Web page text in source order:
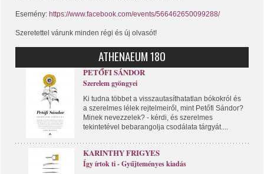
Esemény: https://www.facebook.com/events/566462650099288/
Szeretettel várunk minden régi és új olvasót!
ATHENAEUM 180
PETŐFI SÁNDOR
Szerelem gyöngyei
Ki tudna többet a visszautasíthatatlan bókokról és
a szerelmes lélek rejtelmeiről, mint Petőfi Sándor?
Minek nevezzelek? - kérdi, és szerelmes
tekintetével bebarangolja csodálata tárgyát....
KARINTHY FRIGYES
Így írtok ti - Gyűjteményes kiadás